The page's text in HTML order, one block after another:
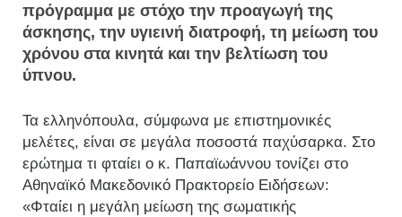
πρόγραμμα με στόχο την προαγωγή της
άσκησης, την υγιεινή διατροφή, τη μείωση του
χρόνου στα κινητά και την βελτίωση του
ύπνου.
Τα ελληνόπουλα, σύμφωνα με επιστημονικές
μελέτες, είναι σε μεγάλα ποσοστά παχύσαρκα. Στο
ερώτημα τι φταίει ο κ. Παπαϊωάννου τονίζει στο
Αθηναϊκό Μακεδονικό Πρακτορείο Ειδήσεων:
«Φταίει η μεγάλη μείωση της σωματικής